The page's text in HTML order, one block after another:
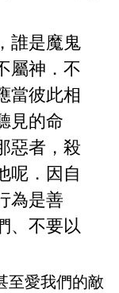
誰是魔鬼
屬神．不
當彼此相
見的命
惡者，殺
呢．因自
為是善
、不要以
至愛我們的敵